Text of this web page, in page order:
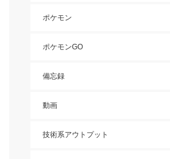
ポケモン
ポケモンGO
備忘録
動画
技術系アウトプット